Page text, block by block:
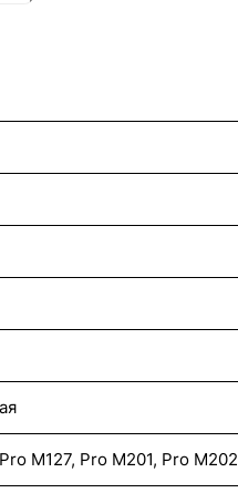
M127, Pro M201, Pro